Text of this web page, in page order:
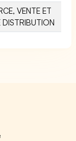
VENTE ET
DISTRIBUTION